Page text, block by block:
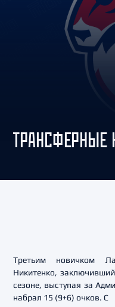
ТРАНСФЕРНЫЕ
Третьим новичком
Никитенко,
сезоне, выступая за
набрал 15 (9+6) очков. С